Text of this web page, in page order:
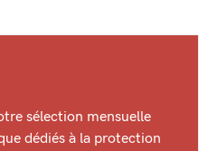
sélection mensuelle
dédiés à la protection